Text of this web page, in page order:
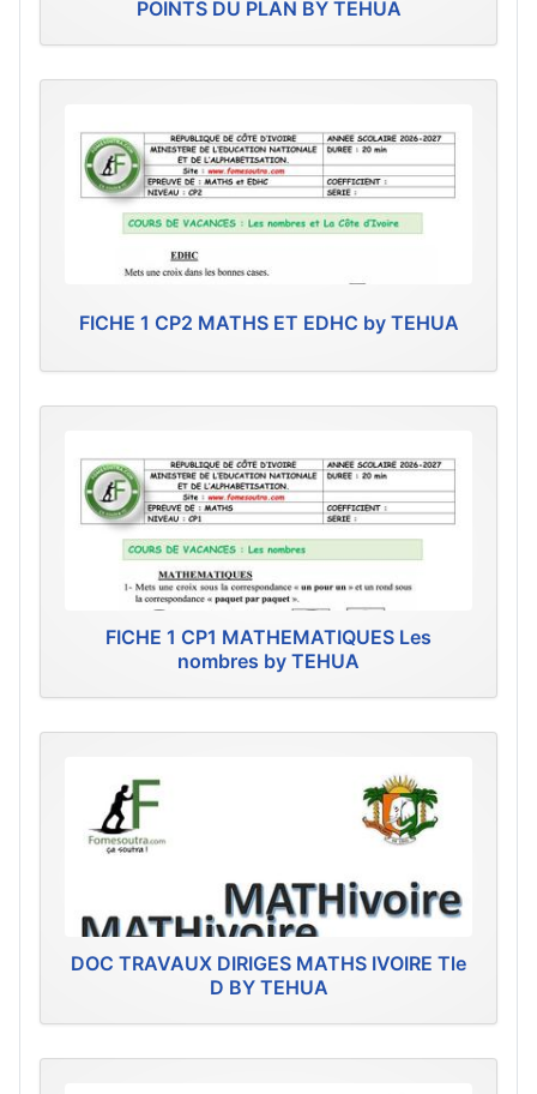
POINTS DU PLAN BY TEHUA
FICHE 1 CP2 MATHS ET EDHC by TEHUA
FICHE 1 CP1 MATHEMATIQUES Les
nombres by TEHUA
DOC TRAVAUX DIRIGES MATHS IVOIRE Tle
D BY TEHUA